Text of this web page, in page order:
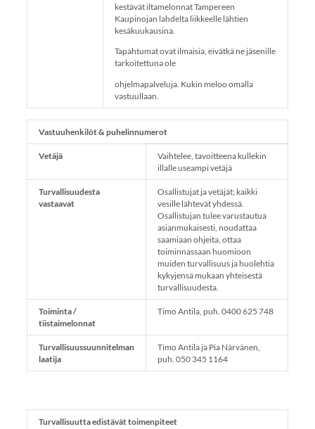
kestävät iltamelonnat Tampereen
Kaupinojan lahdelta liikkeelle lähtien
kesäkuukausina.
Tapahtumat ovat ilmaisia, eivätkä ne jäsenille
tarkoitettuna ole
ohjelmapalveluja. Kukin meloo omalla
vastuullaan.
Vastuuhenkilöt & puhelinnumerot
Vetäjä
Vaihtelee, tavoitteena kullekin
illalle useampi vetäjä
Turvallisuudesta
vastaavat
Osallistujat ja vetäjät; kaikki
vesille lähtevät yhdessä.
Osallistujan tulee varustautua
asianmukaisesti, noudattaa
saamiaan ohjeita, ottaa
toiminnassaan huomioon
muiden turvallisuus ja huolehtia
kykyjensä mukaan yhteisestä
turvallisuudesta.
Toiminta /
tiistaimelonnat
Timo Antila, puh. 0400 625 748
Turvallisuussuunnitelman
laatija
Timo Antila ja Pia Närvänen,
puh. 050 345 1164
Turvallisuutta edistävät toimenpiteet